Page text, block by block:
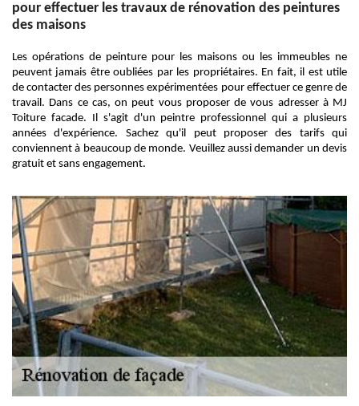
pour effectuer les travaux de rénovation des peintures
des maisons
Les opérations de peinture pour les maisons ou les immeubles ne
peuvent jamais être oubliées par les propriétaires. En fait, il est utile
de contacter des personnes expérimentées pour effectuer ce genre de
travail. Dans ce cas, on peut vous proposer de vous adresser à MJ
Toiture facade. Il s'agit d'un peintre professionnel qui a plusieurs
années d'expérience. Sachez qu'il peut proposer des tarifs qui
conviennent à beaucoup de monde. Veuillez aussi demander un devis
gratuit et sans engagement.